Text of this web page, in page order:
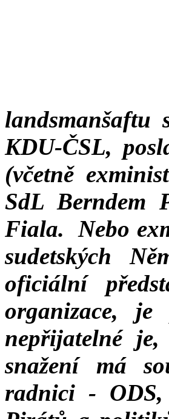
landsmanšaftu
KDU-ČSL,
(včetně
SdL Berndem
Fiala. Nebo
sudetských
oficiální
organizace,
nepřijatelné
snažení má
radnici -